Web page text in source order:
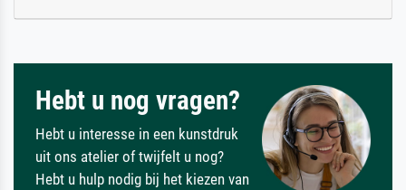
Hebt u nog vragen?
Hebt u interesse in een kunstdruk
uit ons atelier of twijfelt u nog?
Hebt u hulp nodig bij het kiezen van